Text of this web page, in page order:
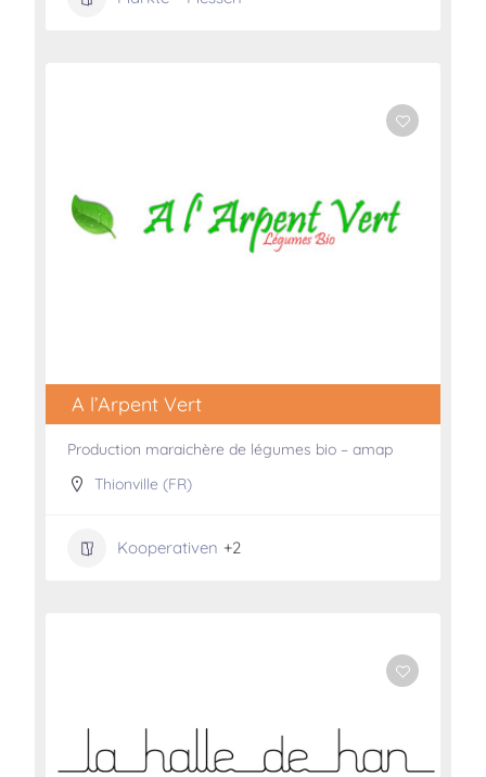
A l’Arpent Vert
Production maraichère de légumes bio – amap
Thionville (FR)
Kooperativen +2